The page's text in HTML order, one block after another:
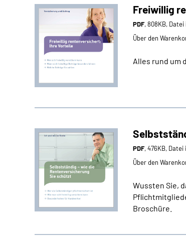
Freiwillig
PDF, 808KB,
Über den
Alles rund um
PDF, 476KB,
Über den
Wussten Sie,
Broschüre.